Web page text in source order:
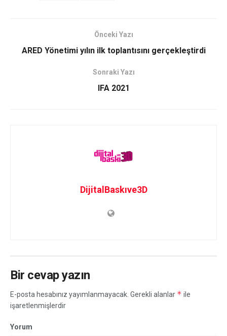
Önceki Yazı
ARED Yönetimi yılın ilk toplantısını gerçekleştirdi
Sonraki Yazı
IFA 2021
DijitalBaskıve3D
Bir cevap yazın
E-posta hesabınız yayımlanmayacak. Gerekli alanlar * ile
işaretlenmişlerdir
Yorum